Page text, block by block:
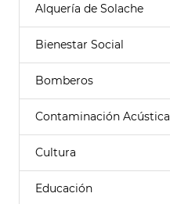
Alquería de Solache
Bienestar Social
Bomberos
Contaminación Acústica
Cultura
Educación